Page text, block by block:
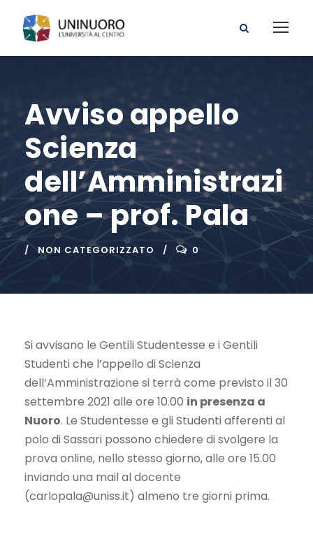
Avviso appello
Scienza
dell’Amministrazi
one – prof. Pala
NON CATEGORIZZATO 0
Si avvisano le Gentili Studentesse e i Gentili
Studenti che l’appello di Scienza
dell’Amministrazione si terrà come previsto il 30
settembre 2021 alle ore 10.00 in presenza a
Nuoro. Le Studentesse e gli Studenti afferenti al
polo di Sassari possono chiedere di svolgere la
prova online, nello stesso giorno, alle ore 15.00
inviando una mail al docente
(carlopala@uniss.it) almeno tre giorni prima.